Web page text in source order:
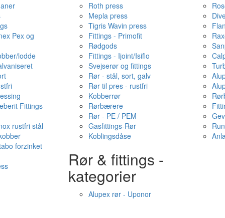
Pex og
lodde
Fittings
rustfri stål
forzinket
Roth press
Mepla press
Tigris Wavin press
Fittings - Primofit
Rødgods
Fittings - Ijoint/Isiflo
Svejserør og fittings
Rør - stål, sort, galv
Rør til pres - rustfri
Kobberrør
Rørbærere
Rør - PE / PEM
Gasfittings-Rør
Koblingsdåse
Rør & fittings -
kategorier
Alupex rør - Uponor